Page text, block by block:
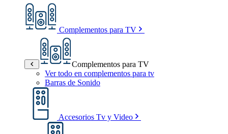
Complementos para TV
Complementos para TV
Ver todo en complementos para tv
Barras de Sonido
Accesorios Tv y Video